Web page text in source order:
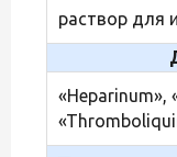
раствор для
«Heparinum»,